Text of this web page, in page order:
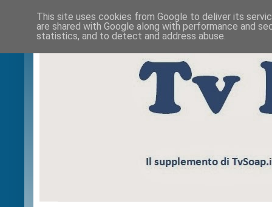
This site uses cookies from Google to deliver its
are shared with Google along with performance and
statistics, and to detect and address abuse.